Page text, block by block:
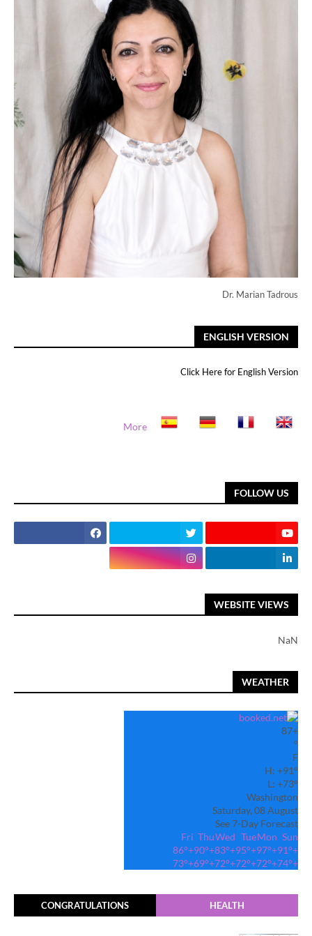
Dr. Marian Tadrous
ENGLISH VERSION
Click Here for English Version
More
FOLLOW US
WEBSITE VIEWS
NaN
WEATHER
+
87
°
F
H: +91°
L: +73°
Washington
Saturday, 08 August
See 7-Day Forecast
Sun
Mon
Tue
Wed
Thu
Fri
+
91°
+
97°
+
95°
+
83°
+
90°
+
86°
+
74°
+
72°
+
72°
+
72°
+
69°
+
73°
HEALTH
CONGRATULATIONS